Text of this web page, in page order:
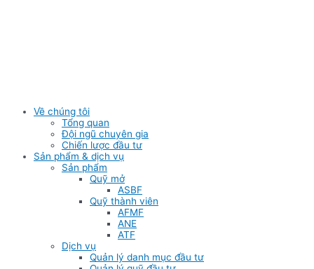
Về chúng tôi
Tổng quan
Đội ngũ chuyên gia
Chiến lược đầu tư
Sản phẩm & dịch vụ
Sản phẩm
Quỹ mở
ASBF
Quỹ thành viên
AFMF
ANE
ATF
Dịch vụ
Quản lý danh mục đầu tư